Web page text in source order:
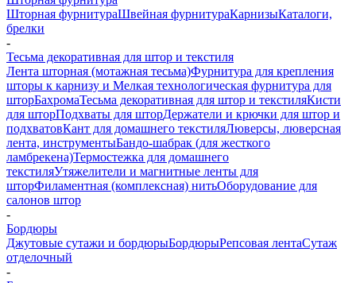
Шторная фурнитураШвейная фурнитураКарнизыКаталоги,
брелки
-
Тесьма декоративная для штор и текстиля
Лента шторная (мотажная тесьма)Фурнитура для крепления
шторы к карнизу и Мелкая технологическая фурнитура для
шторБахромаТесьма декоративная для штор и текстиляКисти
для шторПодхваты для шторДержатели и крючки для штор и
подхватовКант для домашнего текстиляЛюверсы, люверсная
лента, инструментыБандо-шабрак (для жесткого
ламбрекена)Термостежка для домашнего
текстиляУтяжелители и магнитные ленты для
шторФиламентная (комплексная) нитьОборудование для
салонов штор
-
Бордюры
Джутовые сутажи и бордюрыБордюрыРепсовая лентаСутаж
отделочный
-